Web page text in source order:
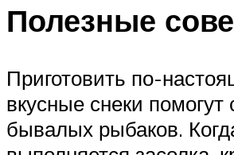
Полезные
Приготовить по-
вкусные снеки помогут
бывалых рыбаков.